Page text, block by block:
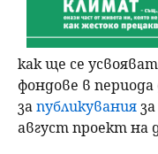
как ще се
фондове в
запубликувания
август проект на